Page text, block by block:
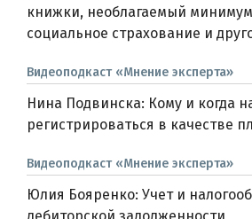
книжки, необлагаемый
социальное страхование и
Видеоподкаст «Мнение эксперта»
Нина Подвинска: Кому и когда
регистрироваться в качестве
Видеоподкаст «Мнение эксперта»
Юлия Бояренко: Учет и